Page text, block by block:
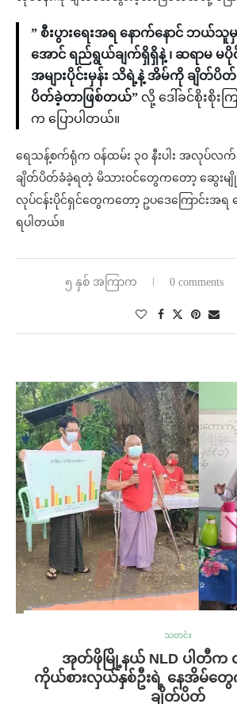
” စီးပွားရေးအရ နောက်နောင် ဘ
အောင် ရည်ရွယ်ချက်ရှိရှိနဲ့ ၊ ဆရာမ မ
အများပိုင်းမှန်း သိရဲ့နဲ့ အိမ်ကို ချိတ်ပိတ်ရ
ပိတ်ခဲ့တာဖြစ်တယ်” လို့ ‌ဒေါ်ခင်စိုးစိုး
က ပြောပါတယ်။
ရေသန့်စက်ရုံက ဝန်ထမ်း ၃၀ နီးပါး အလုပ်လ
ချိတ်ပိတ်ခံခဲ့ရတဲ့ မိသားဝင်တွေကတော့ ဆွေးမျိုး
လုပ်ငန်းပိုင်ရှင်တွေကတော့ ဥပဒေကြောင်းအရ
ရပါတယ်။
၅ နှစ် အကြာက 0 comments
သတင်း
အုတ်ဖိုမြို့နယ် ​NLD ပါတီ
ကိုယ်စားလှယ်နှစ်ဦးရဲ့ နေအိမ်တွေ
ချိတ်ပိတ်